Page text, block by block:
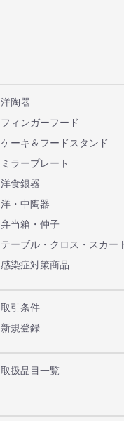
洋陶器
フィンガーフード
ケーキ＆フードスタンド
ミラープレート
洋食銀器
洋・中陶器
弁当箱・仲子
テーブル・クロス・スカー
感染症対策商品
取引条件
新規登録
取扱品目一覧